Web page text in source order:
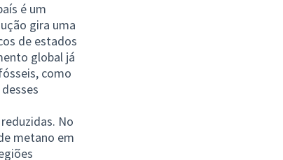
é um
gira uma
de estados
global já
como
No
metano em